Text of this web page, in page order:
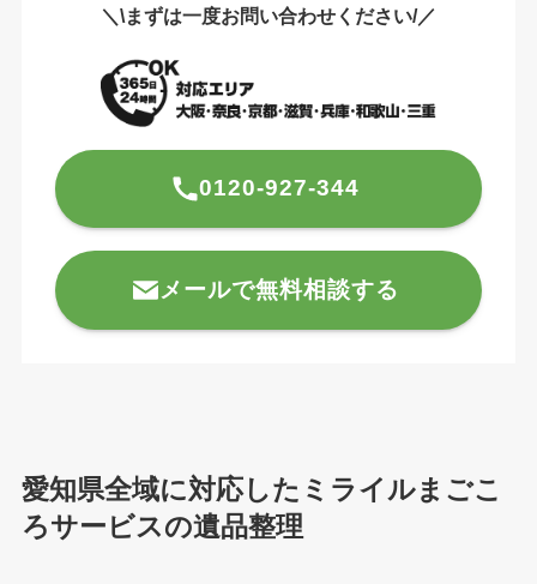
＼\まずは一度お問い合わせください/／
0120-927-344
メールで無料相談する
愛知県全域に対応したミライルまごこ
ろサービスの遺品整理